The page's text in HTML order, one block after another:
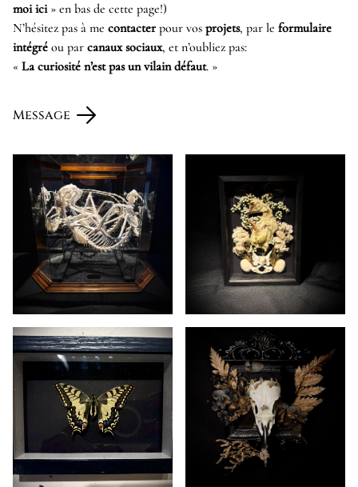
moi ici» en bas de cette page!)
N’hésitez pas à me contacter pour vos projets, par le formulaire
intégré ou par canaux sociaux, et n’oubliez pas:
« La curiosité n’est pas un vilain défaut. »
Message